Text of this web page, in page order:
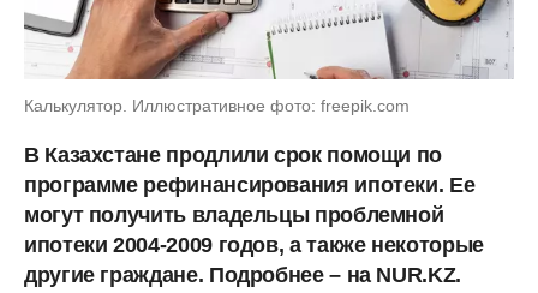
Калькулятор. Иллюстративное фото: freepik.com
В Казахстане продлили срок помощи по
программе рефинансирования ипотеки. Ее
могут получить владельцы проблемной
ипотеки 2004-2009 годов, а также некоторые
другие граждане. Подробнее – на NUR.KZ.